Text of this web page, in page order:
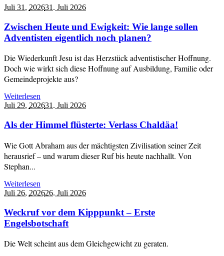
Juli 31, 202631. Juli 2026
Zwischen Heute und Ewigkeit: Wie lange sollen
Adventisten eigentlich noch planen?
Die Wiederkunft Jesu ist das Herzstück adventistischer Hoffnung.
Doch wie wirkt sich diese Hoffnung auf Ausbildung, Familie oder
Gemeindeprojekte aus?
Weiterlesen
Juli 29, 202631. Juli 2026
Als der Himmel flüsterte: Verlass Chaldäa!
Wie Gott Abraham aus der mächtigsten Zivilisation seiner Zeit
herausrief – und warum dieser Ruf bis heute nachhallt. Von
Stephan...
Weiterlesen
Juli 26, 202626. Juli 2026
Weckruf vor dem Kipppunkt – Erste
Engelsbotschaft
Die Welt scheint aus dem Gleichgewicht zu geraten.